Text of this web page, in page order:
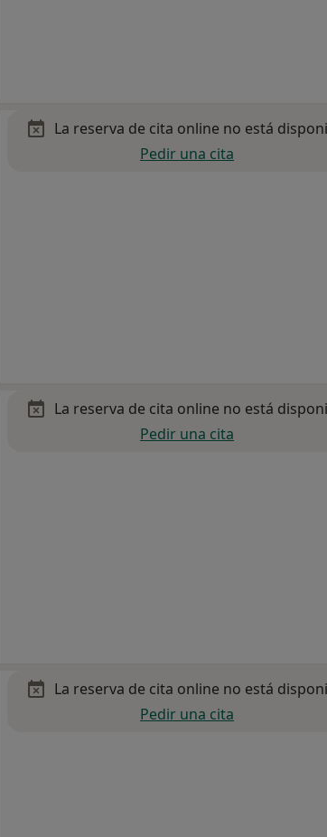
La reserva de cita online no está
Pedir una cita
La reserva de cita online no está
Pedir una cita
La reserva de cita online no está
Pedir una cita